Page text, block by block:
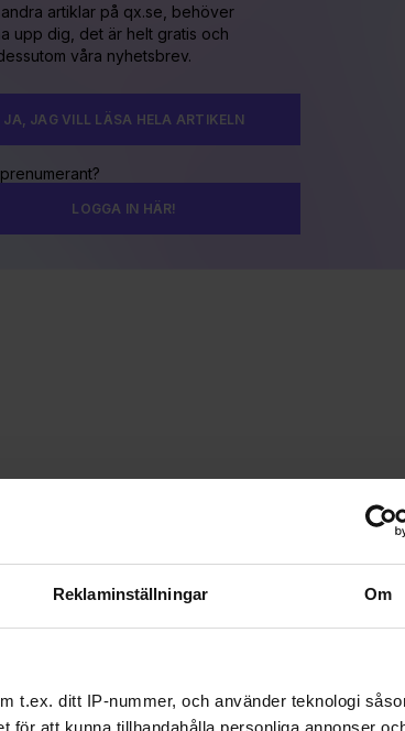
Reklaminställningar Om
t.ex. ditt IP-nummer, och använder teknologi
att kunna tillhandahålla personliga annonser
andra artiklar på qx.se, behöver
upp dig, det är helt gratis och
våra nyhetsbrev.
JA, JAG VILL LÄSA HELA ARTIKELN
LOGGA IN HÄR!